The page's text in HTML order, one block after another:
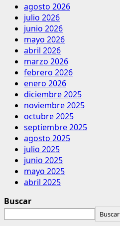
agosto 2026
julio 2026
junio 2026
mayo 2026
abril 2026
marzo 2026
febrero 2026
enero 2026
diciembre 2025
noviembre 2025
octubre 2025
septiembre 2025
agosto 2025
julio 2025
junio 2025
mayo 2025
abril 2025
Buscar
Buscar